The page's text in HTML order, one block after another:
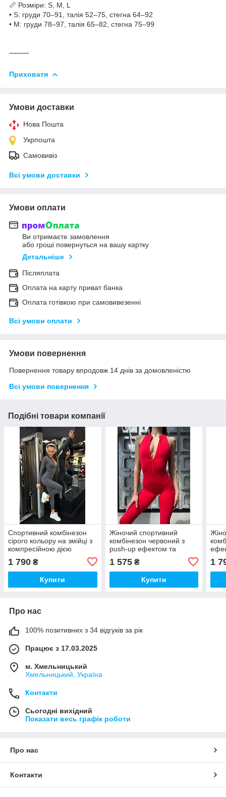
📏 Розміри: S, M, L
• S: груди 70–91, талія 52–75, стегна 64–92
• M: груди 78–97, талія 65–82, стегна 75–99
⸻
Приховати
Умови доставки
Нова Пошта
Укрпошта
Самовивіз
Всі умови доставки
Умови оплати
Ви отримаєте замовлення
або гроші повернуться на вашу картку
Детальніше
Післяплата
Оплата на карту приват банка
Оплата готівкою при самовивезенні
Всі умови оплати
Умови повернення
Повернення товару впродовж 14 днів за домовленістю
Всі умови повернення
Подібні товари компанії
Спортивний комбінезон
сірого кольору на змійці з
компресійною дією
1 790 ₴
Купити
Жіночий спортивний
комбінезон червоний з
push-up ефектом та
блискавкою | Комбінезон
для фітнесу, йоги та
тренувань
1 575₴
Купити
1
Про нас
100% позитивних з 34 відгуків за рік
Працює з 17.03.2025
м. Хмельницький
Хмельницький, Україна
Контакти
Сьогодні вихідний
Показати весь графік роботи
Про нас
Контакти